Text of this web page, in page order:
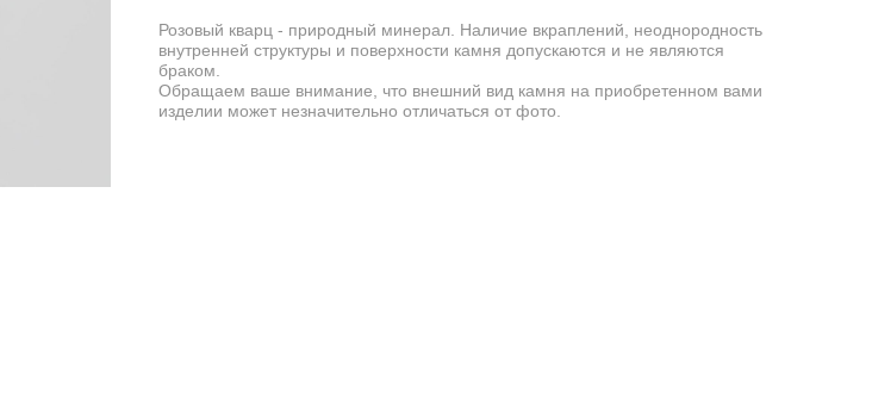
Розовый кварц - природный минерал. Наличие вкраплений, неоднородность
внутренней структуры и поверхности камня допускаются и не являются
браком.
Обращаем ваше внимание, что внешний вид камня на приобретенном вами
изделии может незначительно отличаться от фото.